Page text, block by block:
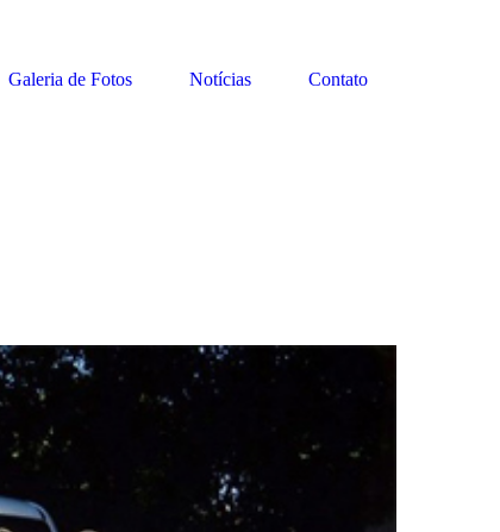
Galeria de Fotos Notícias Contato